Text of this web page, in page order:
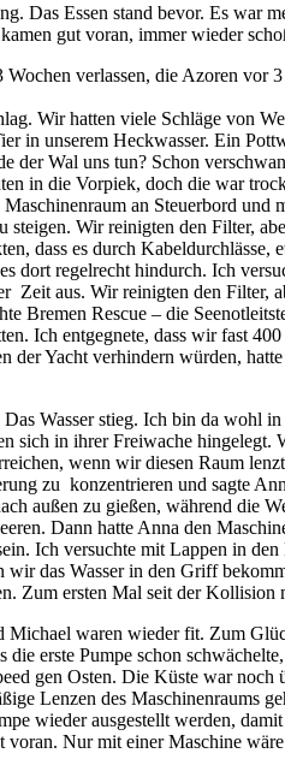
Das Essen stand bevor. Es war
gut voran, immer wieder
verlassen, die Azoren vor
Wir hatten viele Schläge von
in unserem Heckwasser. Ein
der Wal uns tun? Schon
in die Vorpiek, doch die war
an Steuerbord und
steigen. Wir reinigten den Filter,
dass es durch
dort regelrecht hindurch. Ich
Zeit aus. Wir reinigten den Filter,
Bremen Rescue – die
Ich entgegnete, dass wir fast
der Yacht verhindern würden,
Wasser stieg. Ich bin da wohl
sich in ihrer Freiwache hingelegt.
wenn wir diesen Raum
zu konzentrieren und sagte
außen zu gießen, während die
Dann hatte Anna den
Ich versuchte mit Lappen in
wir das Wasser in den Griff
Zum ersten Mal seit der
waren wieder fit. Zum
erste Pumpe schon
gen Osten. Die Küste war
Lenzen des Maschinenraums
wieder ausgestellt werden,
Nur mit einer Maschine